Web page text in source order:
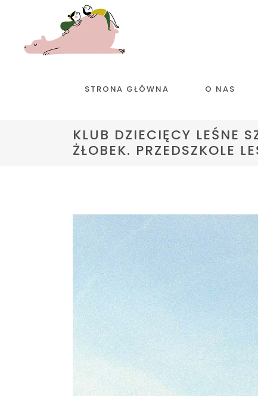
STRONA GŁÓWNA O NAS
KLUB DZIECIĘCY LEŚNE
ŻŁOBEK. PRZEDSZKOLE